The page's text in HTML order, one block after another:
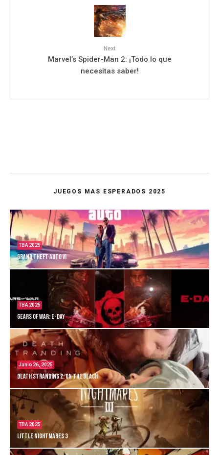
Next
Marvel’s Spider-Man 2: ¡Todo lo que
necesitas saber!
JUEGOS MAS ESPERADOS 2025
TBA 2025
Grand Theft Auto VI
TBA 2025
Gears of War: E-Day
Junio 26, 2025
Death Stranding 2: On the Beach
TBA 2025
Little Nightmares 3